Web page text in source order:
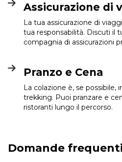
Assicurazione di
La tua assicurazione di
tua responsabilità. Discuti il
compagnia di assicurazioni
Pranzo e Cena
La colazione è, se possibile,
trekking. Puoi pranzare e
ristoranti lungo il percorso.
Domande frequenti